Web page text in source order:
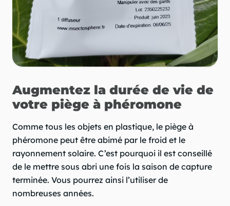
Augmentez la durée de vie de
votre piège à phéromone
Comme tous les objets en plastique, le piège à
phéromone peut être abimé par le froid et le
rayonnement solaire. C’est pourquoi il est conseillé
de le mettre sous abri une fois la saison de capture
terminée. Vous pourrez ainsi l’utiliser de
nombreuses années.